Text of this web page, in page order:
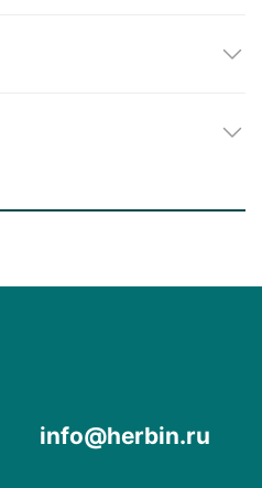
info@herbin.ru